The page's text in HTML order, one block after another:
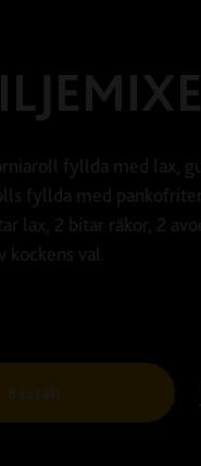
fyllda med lax,
fyllda med
lax, 2 bitar räkor, 2
kockens val.
Beställ